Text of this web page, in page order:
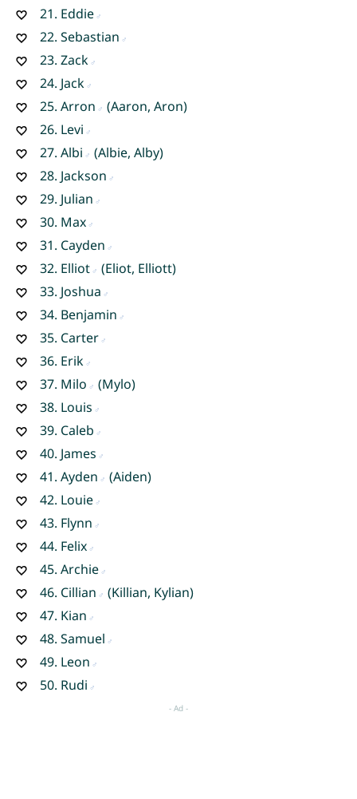
21. Eddie
22. Sebastian
23. Zack
24. Jack
25. Arron
(Aaron, Aron)
26. Levi
27. Albi
(Albie, Alby)
28. Jackson
29. Julian
30. Max
31. Cayden
32. Elliot
(Eliot, Elliott)
33. Joshua
34. Benjamin
35. Carter
36. Erik
37. Milo
(Mylo)
38. Louis
39. Caleb
40. James
41. Ayden
(Aiden)
42. Louie
43. Flynn
44. Felix
45. Archie
46. Cillian
(Killian, Kylian)
47. Kian
48. Samuel
49. Leon
50. Rudi